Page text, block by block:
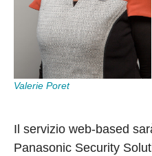
Valerie Poret
Il servizio web-based
Panasonic Security